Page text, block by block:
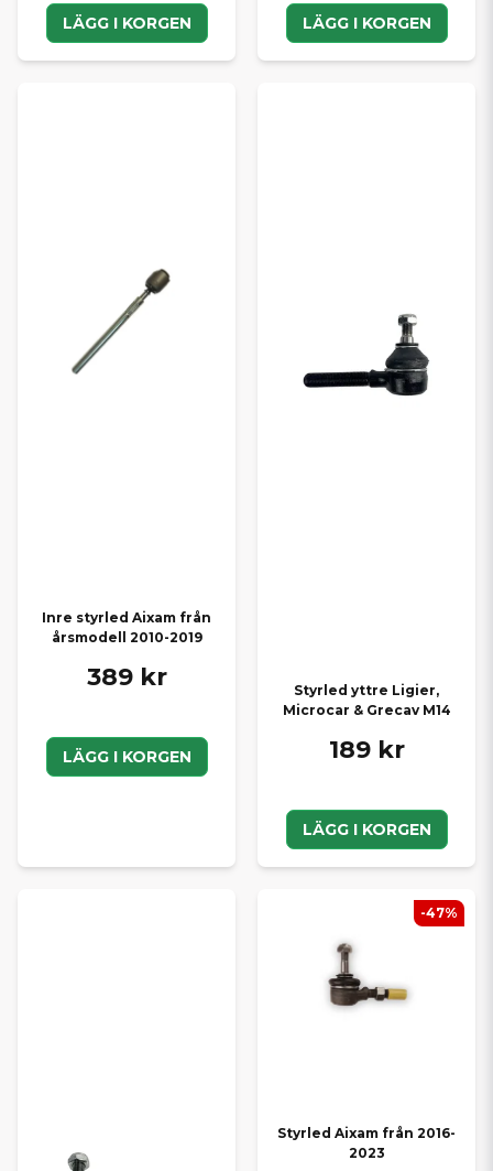
LÄGG I KORGEN LÄGG I KORGEN
Inre styrled Aixam från
årsmodell 2010-2019
389 kr
LÄGG I KORGEN
Styrled yttre Ligier,
Microcar & Grecav M14
189 kr
LÄGG I KORGEN
Styrled Aixam från 2016-
2023
-47%